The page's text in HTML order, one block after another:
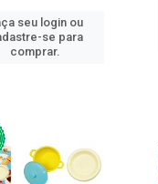
seu login ou
se para
comprar.